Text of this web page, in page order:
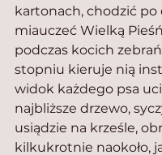
kartonach, chodzić po
miauczeć Wielką
podczas kocich
stopniu kieruje nią
widok każdego psa
najbliższe drzewo,
usiądzie na krześle,
kilkukrotnie naokoło,